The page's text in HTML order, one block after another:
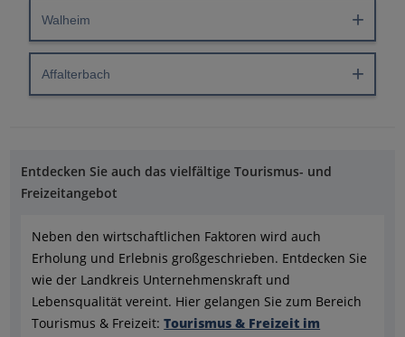
Walheim
Affalterbach
Entdecken Sie auch das vielfältige Tourismus- und
Freizeitangebot
Neben den wirtschaftlichen Faktoren wird auch
Erholung und Erlebnis großgeschrieben. Entdecken Sie
wie der Landkreis Unternehmenskraft und
Lebensqualität vereint. Hier gelangen Sie zum Bereich
Tourismus & Freizeit:Tourismus & Freizeit im